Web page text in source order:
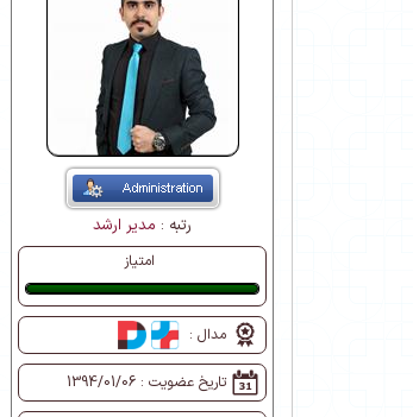
رتبه : مدیر ارشد
امتیاز
عالی
مدال :
تاریخ عضویت : 1394/01/06